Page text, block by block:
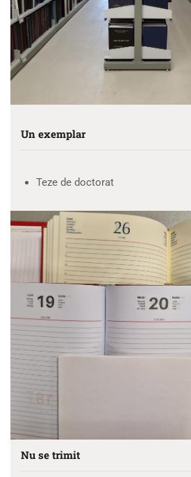
Un exemplar
Teze de doctorat
Nu se trimit